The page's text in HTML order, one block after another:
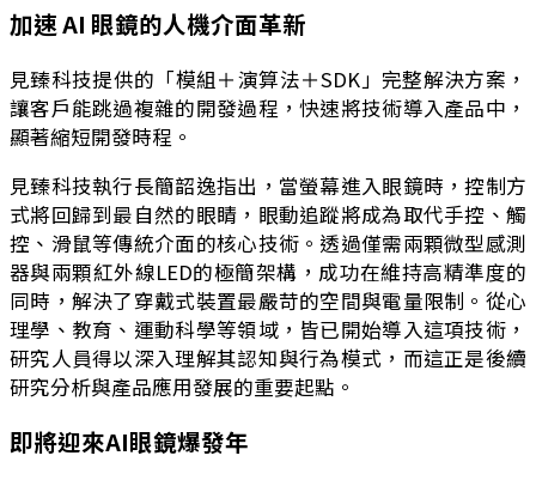
加速 AI 眼鏡的人機介面革新
見臻科技提供的「模組＋演算法＋SDK」完整解決方案，
讓客戶能跳過複雜的開發過程，快速將技術導入產品中，
顯著縮短開發時程。
見臻科技執行長簡韶逸指出，當螢幕進入眼鏡時，控制方
式將回歸到最自然的眼睛，眼動追蹤將成為取代手控、觸
控、滑鼠等傳統介面的核心技術。透過僅需兩顆微型感測
器與兩顆紅外線LED的極簡架構，成功在維持高精準度的
同時，解決了穿戴式裝置最嚴苛的空間與電量限制。從心
理學、教育、運動科學等領域，皆已開始導入這項技術，
研究人員得以深入理解其認知與行為模式，而這正是後續
研究分析與產品應用發展的重要起點。
即將迎來AI眼鏡爆發年